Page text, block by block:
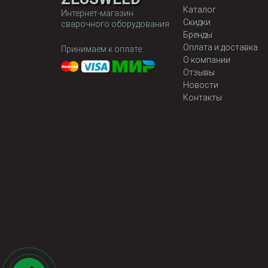
Интернет-магазин
сварочного оборудования
Принимаем к оплате:
Каталог
Скидки
Бренды
Оплата и доставка
О компании
Отзывы
Новости
Контакты